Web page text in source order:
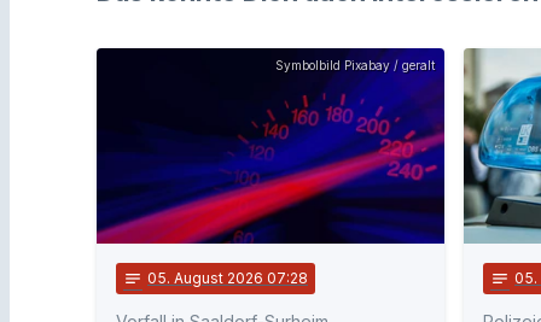
Symbolbild Pixabay / geralt
notes 05. August 2026 07:28 notes 05